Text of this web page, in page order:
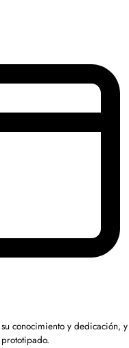
conocimiento y dedicación,